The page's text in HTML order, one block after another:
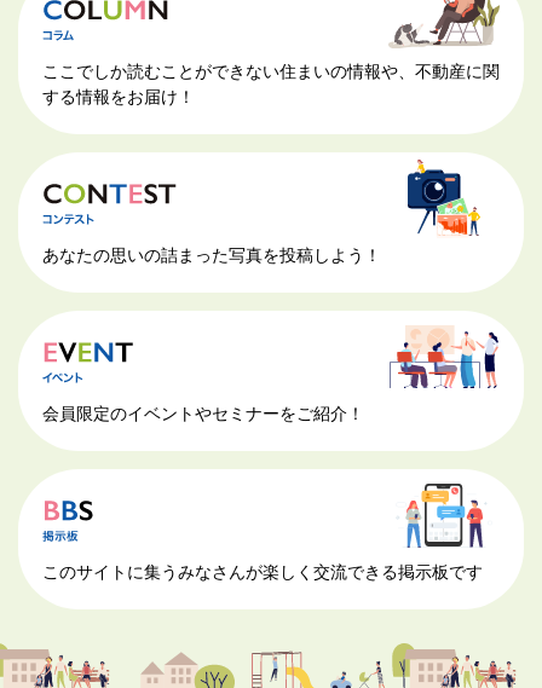
ここでしか読むことができない住まいの情報や、不動産に関
する情報をお届け！
あなたの思いの詰まった写真を投稿しよう！
会員限定のイベントやセミナーをご紹介！
このサイトに集うみなさんが楽しく交流できる掲示板です